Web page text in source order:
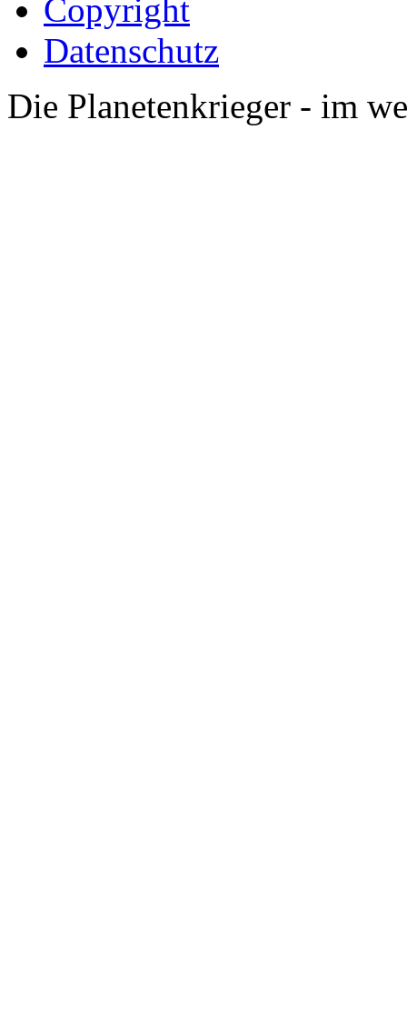
Copyright
Datenschutz
Die Planetenkrieger - im